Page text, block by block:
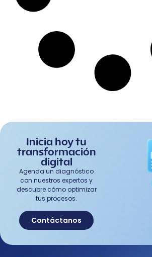
Inicia hoy tu
transformación
digital
Agenda un diagnóstico
con nuestros expertos y
descubre cómo optimizar
tus procesos.
Contáctanos